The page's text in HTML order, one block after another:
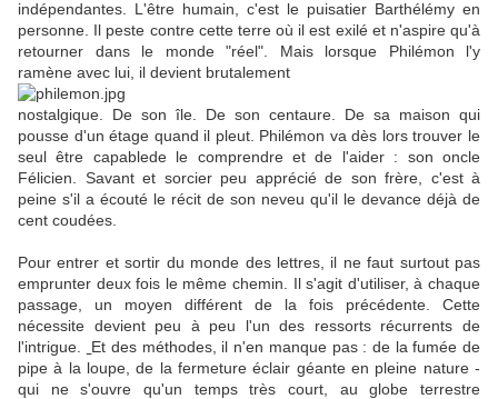
indépendantes. L'être humain, c'est le puisatier Barthélémy en
personne. Il peste contre cette terre où il est exilé et n'aspire qu'à
retourner dans le monde "réel". Mais lorsque Philémon l'y
ramène avec lui, il devient brutalement
nostalgique. De son île. De son centaure. De sa maison qui
pousse d'un étage quand il pleut. Philémon va dès lors trouver le
seul être capablede le comprendre et de l'aider : son oncle
Félicien. Savant et sorcier peu apprécié de son frère, c'est à
peine s'il a écouté le récit de son neveu qu'il le devance déjà de
cent coudées.
Pour entrer et sortir du monde des lettres, il ne faut surtout pas
emprunter deux fois le même chemin. Il s'agit d'utiliser, à chaque
passage, un moyen différent de la fois précédente. Cette
nécessite devient peu à peu l'un des ressorts récurrents de
l'intrigue.
Et des méthodes, il n'en manque pas : de la fumée de
pipe à la loupe, de la fermeture éclair géante en pleine nature -
qui ne s'ouvre qu'un temps très court, au globe terrestre